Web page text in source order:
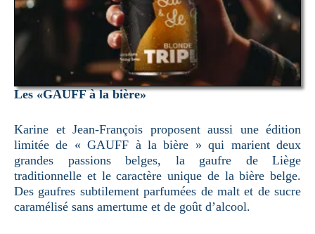
Les «GAUFF à la bière»
Karine et Jean-François proposent aussi une édition
limitée de « GAUFF à la bière » qui marient deux
grandes passions belges, la gaufre de Liège
traditionnelle et le caractère unique de la bière belge.
Des gaufres subtilement parfumées de malt et de sucre
caramélisé sans amertume et de goût d’alcool.